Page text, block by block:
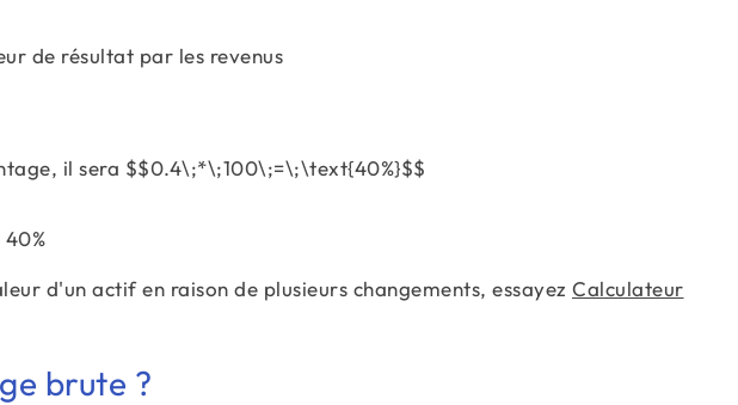
de résultat par les revenus
il sera $$0.4\;*\;100\;=\;\text{40%}$$
d'un actif en raison de plusieurs changements, essayez Calculateur
brute ?